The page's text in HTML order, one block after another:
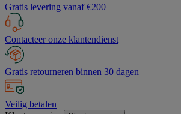
Gratis levering vanaf €200
Contacteer onze klantendienst
Gratis retourneren binnen 30 dagen
Veilig betalen